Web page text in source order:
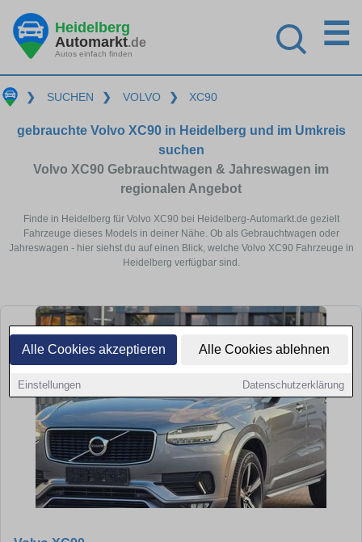
Alle Cookies akzeptieren Alle Cookies ablehnen
Einstellungen Datenschutzerklärung
Heidelberg
Automarkt.de
Autos einfach finden
☰
❯ SUCHEN ❯ VOLVO ❯ XC90
gebrauchte Volvo XC90 in Heidelberg und im Umkreis
suchen
Volvo XC90 Gebrauchtwagen & Jahreswagen im
regionalen Angebot
Finde in Heidelberg für Volvo XC90 bei Heidelberg-Automarkt.de gezielt
Fahrzeuge dieses Models in deiner Nähe. Ob als Gebrauchtwagen oder
Jahreswagen - hier siehst du auf einen Blick, welche Volvo XC90 Fahrzeuge in
Heidelberg verfügbar sind.